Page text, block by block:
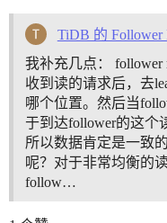
TiDB 的 Follower
我补充几点： follower
收到读的请求后，去
哪个位置。然后当
于到达follower的这个
所以数据肯定是一致
呢？对于非常均衡的
follow…